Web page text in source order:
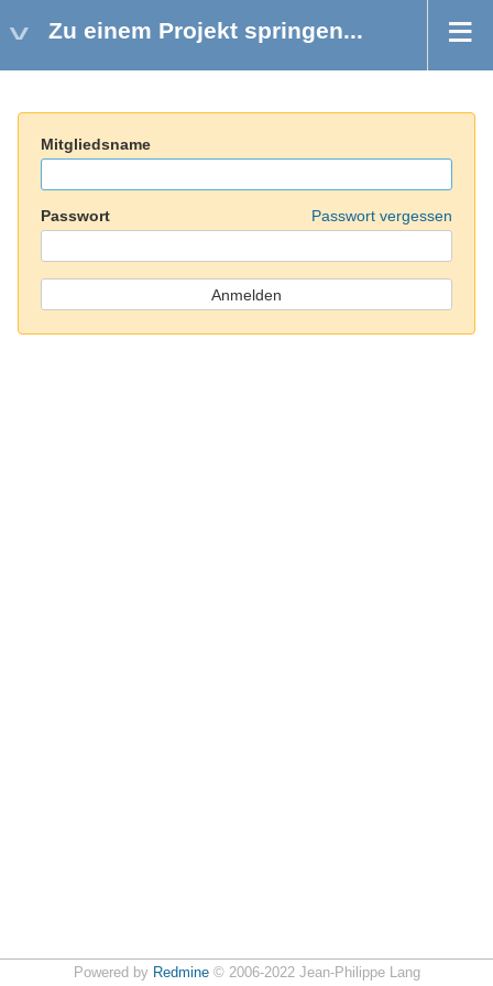
Zu einem Projekt springen...
Mitgliedsname
Passwort Passwort vergessen
Powered by Redmine© 2006-2022 Jean-Philippe Lang